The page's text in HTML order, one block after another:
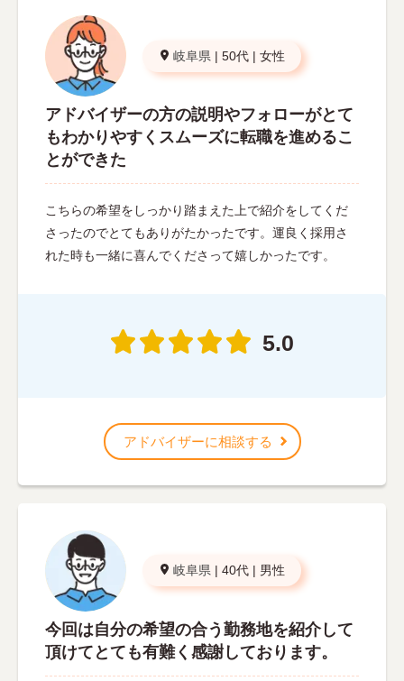
岐阜県 | 50代 | 女性
アドバイザーの方の説明やフォローがとて
もわかりやすくスムーズに転職を進めるこ
とができた
こちらの希望をしっかり踏まえた上で紹介をしてくだ
さったのでとてもありがたかったです。運良く採用さ
れた時も一緒に喜んでくださって嬉しかったです。
5.0
アドバイザーに相談する
岐阜県 | 40代 | 男性
今回は自分の希望の合う勤務地を紹介して
頂けてとても有難く感謝しております。